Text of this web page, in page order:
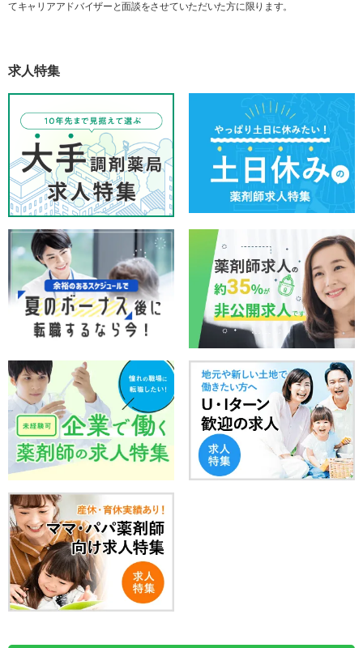
てキャリアアドバイザーと面談をさせていただいた方に限ります。
求人特集